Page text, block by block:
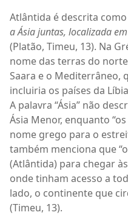
Atlântida é descrita como
a Ásia juntas, localizada
(Platão, Timeu, 13). Na
nome das terras do
Saara e o Mediterrâneo,
incluiria os países da
A palavra “Ásia” não
Ásia Menor, enquanto
nome grego para o
também menciona que
(Atlântida) para chegar
onde tinham acesso a
lado, o continente que
(Timeu, 13).